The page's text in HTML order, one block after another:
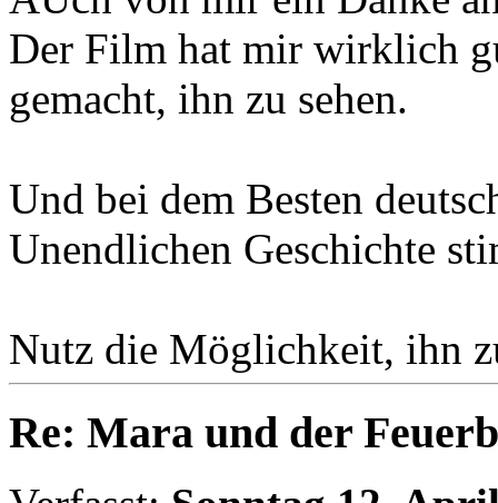
Der Film hat mir wirklich
gemacht, ihn zu sehen.
Und bei dem Besten
Unendlichen Geschichte
Nutz die Möglichkeit, ihn
Re: Mara und der